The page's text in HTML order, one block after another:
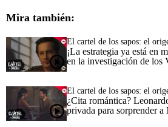
Mira también:
El cartel de los sapos: el
¡La estrategia ya está en
en la investigación de los
El cartel de los sapos: el
¿Cita romántica?
privada para sorprender